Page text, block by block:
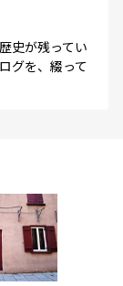
史が残ってい
グを、綴って